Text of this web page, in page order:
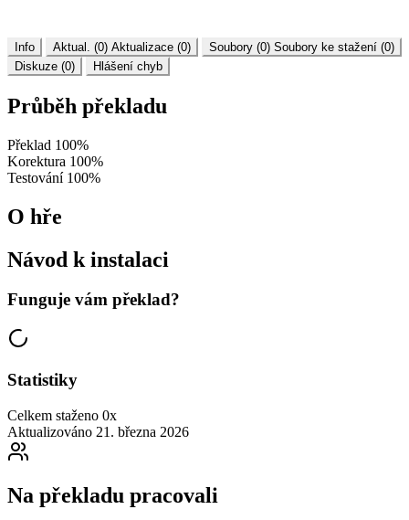
Info Aktual. (0) Aktualizace (0) Soubory (0) Soubory ke stažení (0)
Diskuze (0)
Hlášení chyb
Průběh překladu
Překlad 100%
Korektura 100%
Testování 100%
O hře
Návod k instalaci
Funguje vám překlad?
Statistiky
Celkem staženo 0x
Aktualizováno 21. března 2026
Na překladu pracovali